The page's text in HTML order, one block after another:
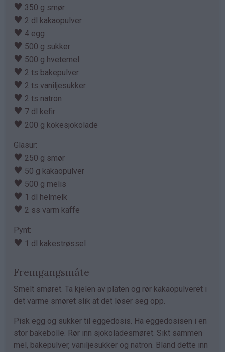
♥ 350 g smør
♥ 2 dl kakaopulver
♥ 4 egg
♥ 500 g sukker
♥ 500 g hvetemel
♥ 2 ts bakepulver
♥ 2 ts vaniljesukker
♥ 2 ts natron
♥ 7 dl kefir
♥ 200 g kokesjokolade
Glasur:
♥ 250 g smør
♥ 50 g kakaopulver
♥ 500 g melis
♥ 1 dl helmelk
♥ 2 ss varm kaffe
Pynt:
♥ 1 dl kakestrøssel
Fremgangsmåte
Smelt smøret. Ta kjelen av platen og rør kakaopulveret i
det varme smøret slik at det løser seg opp.
Pisk egg og sukker til eggedosis. Ha eggedosisen i en
stor bakebolle. Rør inn sjokoladesmøret. Sikt sammen
mel, bakepulver, vaniljesukker og natron. Bland dette inn